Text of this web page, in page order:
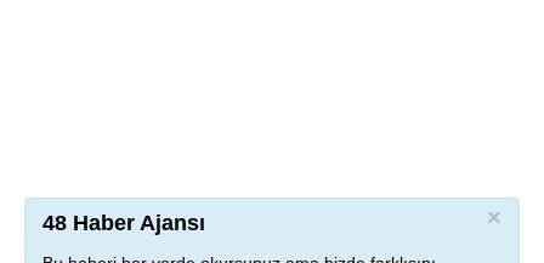
×
48 Haber Ajansı